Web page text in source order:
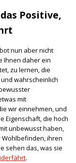
Positive,
nun aber nicht
Ihnen daher ein
zu lernen, die
wahrscheinlich
mit
wir einnehmen, und
Eigenschaft, die hoch
unbewusst haben,
ihren
sehen das, was sie
.